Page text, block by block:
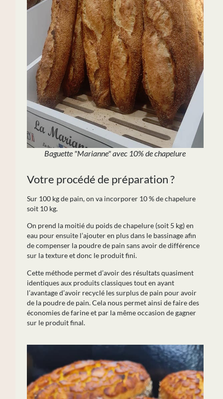
Baguette "Marianne" avec 10% de chapelure
Votre procédé de préparation ?
Sur 100 kg de pain, on va incorporer 10 % de chapelure
soit 10 kg.
On prend la moitié du poids de chapelure (soit 5 kg) en
eau pour ensuite l’ajouter en plus dans le bassinage afin
de compenser la poudre de pain sans avoir de différence
sur la texture et donc le produit fini.
Cette méthode permet d’avoir des résultats quasiment
identiques aux produits classiques tout en ayant
l’avantage d’avoir recyclé les surplus de pain pour avoir
de la poudre de pain. Cela nous permet ainsi de faire des
économies de farine et par la même occasion de gagner
sur le produit final.